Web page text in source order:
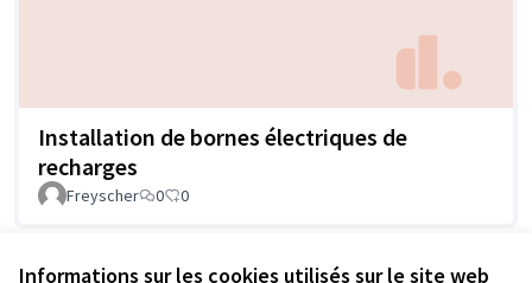
Informations sur les cookies utilisés sur le site web
Installation de bornes électriques de
recharges
Freyscher 0 0
Voir toutes les propositions retirées